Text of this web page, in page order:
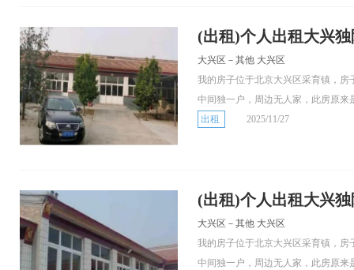
(出租)个人出租大兴
大兴区－其他 大兴区
我的房子位于北京大兴区采育镇，
中间独一户，周边无人家，此房原来
出租
2025/11/27
(出租)个人出租大兴
大兴区－其他 大兴区
我的房子位于北京大兴区采育镇，
中间独一户，周边无人家，此房原来